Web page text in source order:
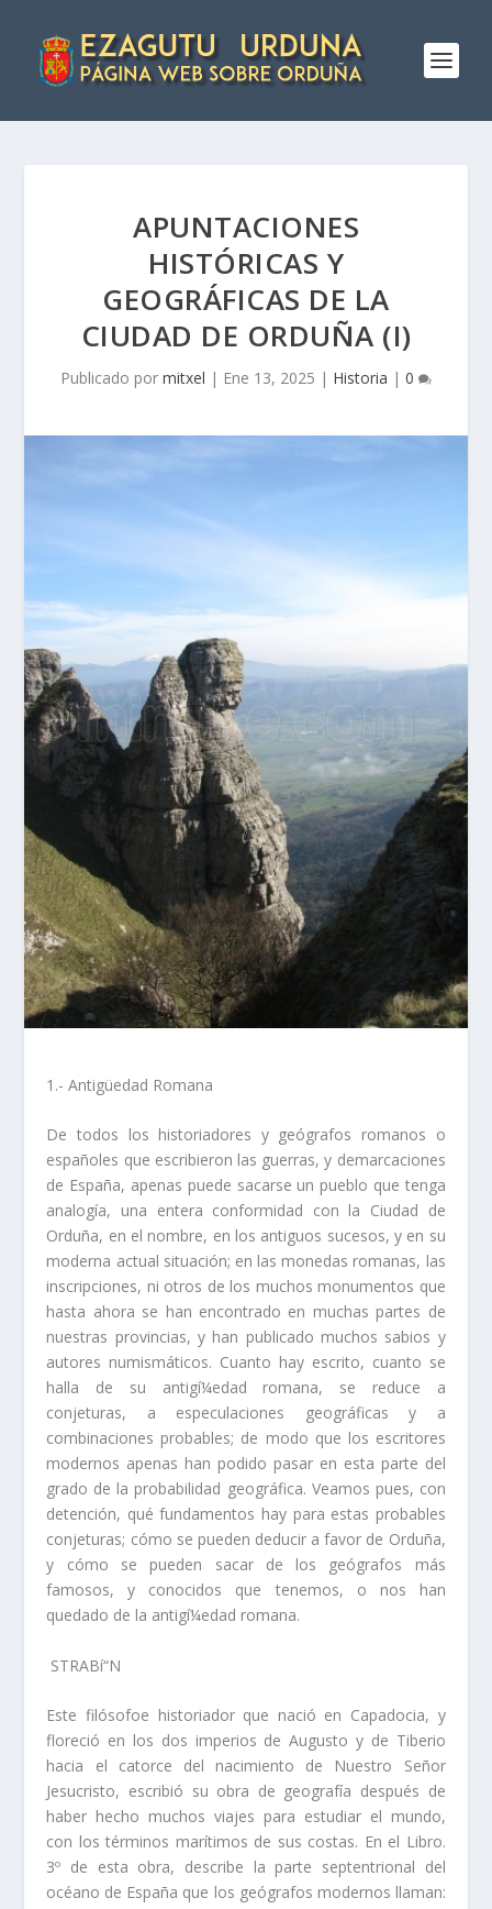
APUNTACIONES
HISTÓRICAS Y
GEOGRÁFICAS DE LA
CIUDAD DE ORDUÑA (I)
Publicado por mitxel | Ene 13, 2025 | Historia | 0
1.- Antigüedad Romana
De todos los historiadores y geógrafos romanos o
españoles que escribieron las guerras, y demarcaciones
de España, apenas puede sacarse un pueblo que tenga
analo­gí­a, una entera conformidad con la Ciudad de
Orduña, en el nombre, en los antiguos sucesos, y en su
moderna actual situación; en las monedas romanas, las
inscripciones, ni otros de los muchos monumentos que
hasta ahora se han encontrado en muchas partes de
nuestras provincias, y han publicado muchos sabios y
autores numismáticos. Cuanto hay escrito, cuanto se
halla de su antigí¼edad romana, se reduce a
conjeturas, a especulaciones geográficas y a
combinaciones probables; de modo que los escritores
modernos apenas han podido pasar en esta parte del
grado de la probabilidad geográ­fica. Veamos pues, con
detención, qué fundamentos hay para estas probables
conjetu­ras; cómo se pueden deducir a favor de Orduña,
y cómo se pueden sacar de los geó­grafos más
famosos, y conocidos que tenemos, o nos han
quedado de la antigí¼edad romana.
STRABí“N
Este filósofoe historiador que nació en Capadocia, y
floreció en los dos impe­rios de Augusto y de Tiberio
hacia el catorce del nacimiento de Nuestro Señor
Jesucristo, escribió su obra de geografí­a después de
haber hecho muchos viajes para estudiar el mundo,
con los términos marí­timos de sus costas. En el Libro.
3º de esta obra, describe la parte septentrional del
océano de España que los geógrafos modernos llaman: